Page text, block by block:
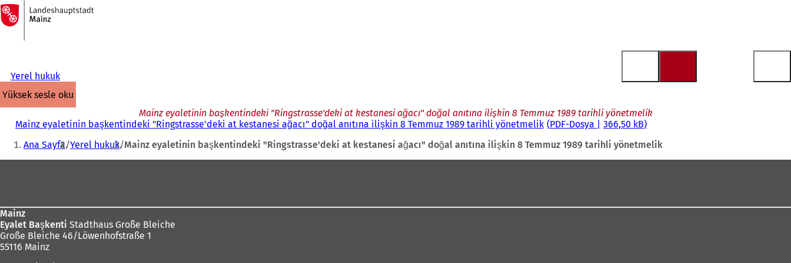
İçeriğe atla
Ana
sayfaya
Yerel hukuk
yüksek sesle oku
Mainz eyaletinin başkentindeki "Ringstrasse'deki at kestanesi ağacı" doğal anıtına ilişkin 8 Temmuz 1989 tarihli yönetmelik
Mainz eyaletinin başkentindeki "Ringstrasse'deki at kestanesi ağacı" doğal anıtına ilişkin 8 Temmuz 1989 tarihli yönetmelik PDF-Dosya 366,50 kB
Buradasınız:
Ana Sayfa Yerel hukuk Mainz eyaletinin başkentindeki "Ringstrasse'deki at kestanesi ağacı" doğal anıtına ilişkin 8 Temmuz 1989 tarihli yönetmelik
Mainz
Eyalet Başkenti Stadthaus Große Bleiche
Große Bleiche 46/Löwenhofstraße 1
55116 Mainz